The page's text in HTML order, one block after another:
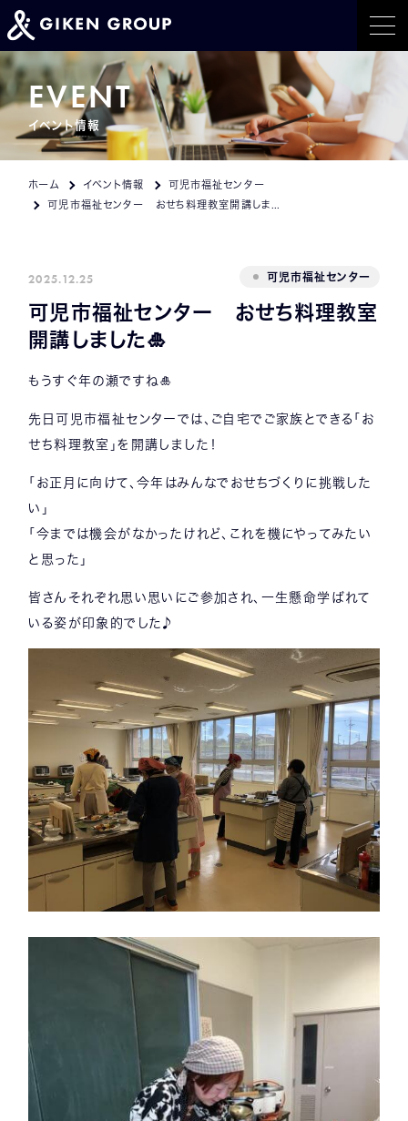
ホーム
事業紹介
採用情報
CONTACT
EVENT
イベント情報
ホーム イベント情報
可児市福祉センター
2025.12.25 可児市福祉センター
可児市福祉センター おせち料理教室
開講しました🎍
もうすぐ年の瀬ですね🎍
先日可児市福祉センターでは、ご自宅でご家族とできる「お
せち料理教室」を開講しました！
「お正月に向けて、今年はみんなでおせちづくりに挑戦した
い」
「今までは機会がなかったけれど、これを機にやってみたい
と思った」
皆さんそれぞれ思い思いにご参加され、一生懸命学ばれて
いる姿が印象的でした♪